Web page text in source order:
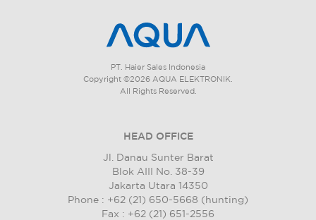
PT. Haier Sales Indonesia
Copyright ©2026 AQUA ELEKTRONIK.
All Rights Reserved.
HEAD OFFICE
Jl. Danau Sunter Barat
Blok AIII No. 38-39
Jakarta Utara 14350
Phone : +62 (21) 650-5668 (hunting)
Fax : +62 (21) 651-2556